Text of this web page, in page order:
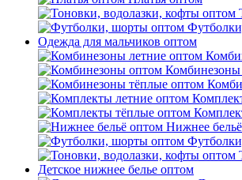
Одежда для мальчиков оптом
Нижнее
Детское нижнее белье оптом